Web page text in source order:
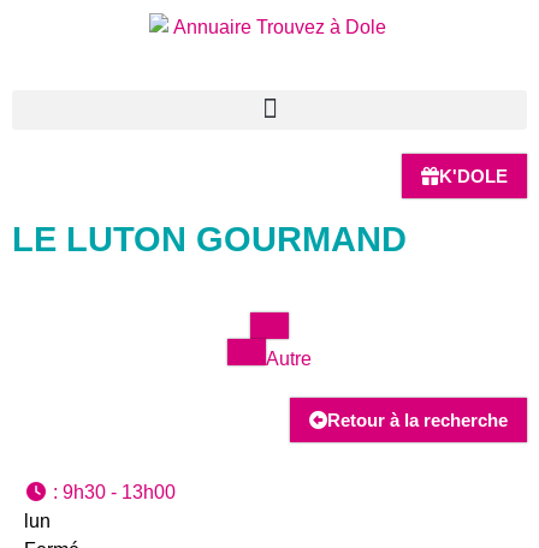
K'DOLE
LE LUTON GOURMAND
Autre
Retour à la recherche
: 9h30 - 13h00
lun